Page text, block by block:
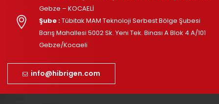
Gebze – KOCAELİ
Şube :Tübitak MAM Teknoloji Serbest Bölge Şubesi
Barış Mahallesi 5002 Sk. Yeni Tek. Binası A Blok 4 A/101
Gebze/Kocaeli
info@hibrigen.com